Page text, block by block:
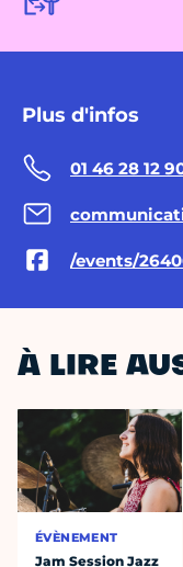
Plus d'infos
01 46 28 12
/events/
À LIRE
ÉVÈNEMENT
Jam Session Jazz